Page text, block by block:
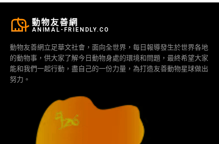
動物友善網
ANIMAL-FRIENDLY.CO
動物友善網立足華文社會，面向全世界，每日報導發生於世界各地
的動物事，供大家了解今日動物身處的環境和問題，最終希望大家
能和我們一起行動，盡自己的一份力量，為打造友善動物星球做出
努力。